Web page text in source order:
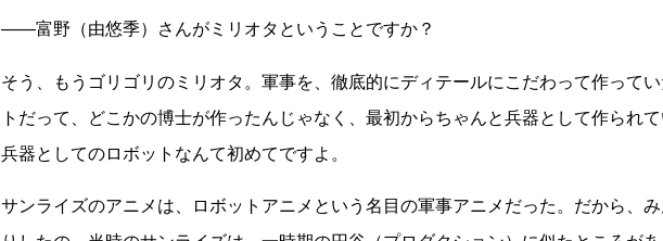
――富野（由悠季）さんがミリオタということですか？
そう、もうゴリゴリのミリオタ。軍事を、徹底的にディテールにこだわって作って
トだって、どこかの博士が作ったんじゃなく、最初からちゃんと兵器として作られ
兵器としてのロボットなんて初めてですよ。
サンライズのアニメは、ロボットアニメという名目の軍事アニメだった。だから、み